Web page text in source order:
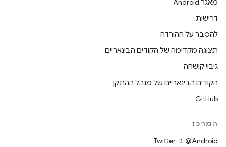
מאגר Android
דרישות
להסבר על ההורדה
תצוגה מקדימה של הקודים הבינאריים
גיבוי קושחה
הקודים הבינאריים של מנהל ההתקן
GitHub
המרכז
‎@Android ב-Twitter